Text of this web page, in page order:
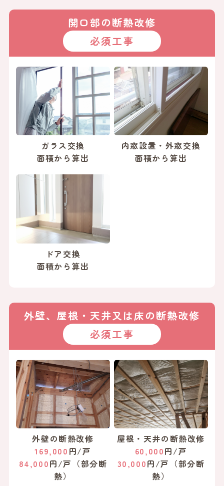
開口部の断熱改修
必須工事
ガラス交換
面積から算出
内窓設置・外窓交換
面積から算出
ドア交換
面積から算出
外壁、屋根・天井又は床の断熱改修
必須工事
外壁の断熱改修
169,000 円/戸
84,000円/戸（部分断
熱）
屋根・天井の断熱改修
60,000円/戸
30,000円/戸（部分断
熱）